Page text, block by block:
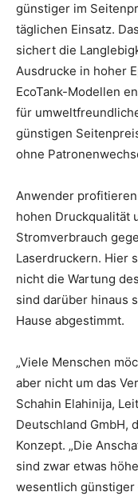
günstiger im
täglichen Einsatz.
sichert die
Ausdrucke in hoher
EcoTank-Modellen
für
günstigen
ohne
Anwender
hohen Druckqualität
Stromverbrauch
Laserdruckern. Hier
nicht die Wartung
sind darüber hinaus
Hause abgestimmt.
„Viele Menschen
aber nicht um das
Schahin Elahinija,
Deutschland GmbH,
Konzept. „Die
sind zwar etwas
wesentlich günstiger